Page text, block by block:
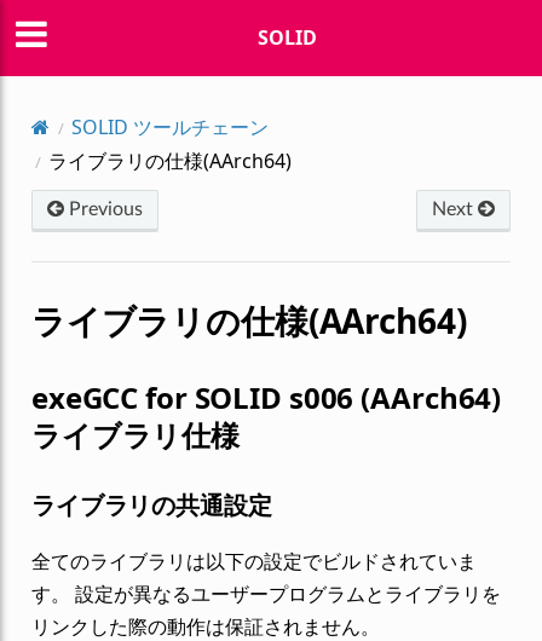
SOLID
SOLID ツールチェーン
ライブラリの仕様(AArch64)
Previous Next
ライブラリの仕様(AArch64)
exeGCC for SOLID s006 (AArch64)
ライブラリ仕様
ライブラリの共通設定
全てのライブラリは以下の設定でビルドされていま
す。 設定が異なるユーザープログラムとライブラリを
リンクした際の動作は保証されません。